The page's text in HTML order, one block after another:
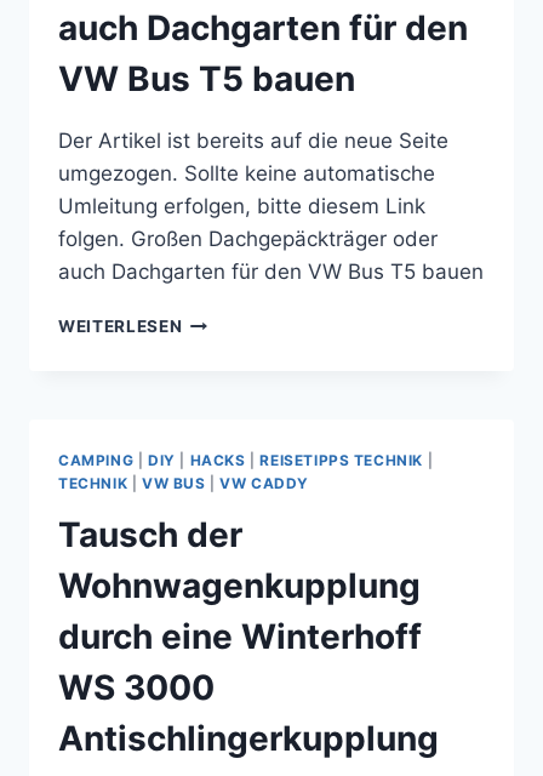
auch Dachgarten für den
VW Bus T5 bauen
Der Artikel ist bereits auf die neue Seite
umgezogen. Sollte keine automatische
Umleitung erfolgen, bitte diesem Link
folgen. Großen Dachgepäckträger oder
auch Dachgarten für den VW Bus T5 bauen
WEITERLESEN GROSSEN D
ÜR D
EN V
W B
US T
5 B
AUEN
CAMPING DIY HACKS |REISETIPPS TECHNIK
TECHNIK
VW BUS |VW CADDY
Tausch der
Wohnwagenkupplung
durch eine Winterhoff
WS 3000
Antischlingerkupplung